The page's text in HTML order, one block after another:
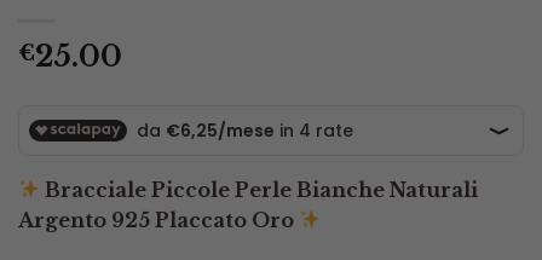
€25.00
Bracciale Piccole Perle Bianche Naturali
Argento 925 Placcato Oro